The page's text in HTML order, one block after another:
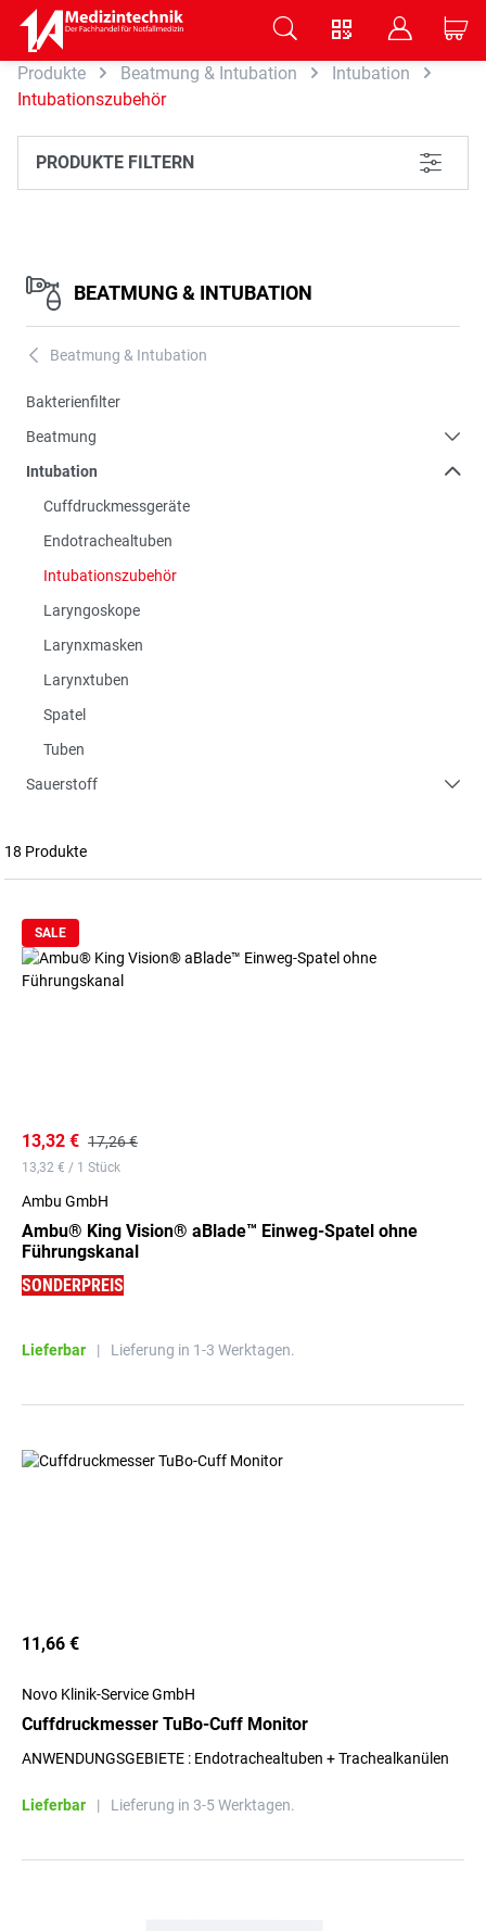
Zum Hauptinhalt springen
V B C
Produkte Beatmung & Intubation
Intubation
Intubationszubehör
PRODUKTE FILTERN L
BEATMUNG & INTUBATION
A Beatmung & Intubation
Bakterienfilter
Beatmung
Intubation
Cuffdruckmessgeräte
Endotrachealtuben
Intubationszubehör
Laryngoskope
Larynxmasken
Larynxtuben
Spatel
Tuben
Sauerstoff
18 Produkte
SALE
13,32 € 17,26 €
13,32 € / 1 Stück
Ambu GmbH
Ambu® King Vision® aBlade™ Einweg-Spatel ohne
Führungskanal
SONDERPREIS
Lieferbar | Lieferung in 1-3 Werktagen.
11,66 €
Novo Klinik-Service GmbH
Cuffdruckmesser TuBo-Cuff Monitor
ANWENDUNGSGEBIETE : Endotrachealtuben + Trachealkanülen
Lieferbar | Lieferung in 3-5 Werktagen.